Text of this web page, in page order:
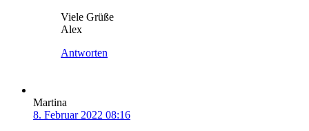
Viele Grüße
Alex
Antworten
Martina
8. Februar 2022 08:16